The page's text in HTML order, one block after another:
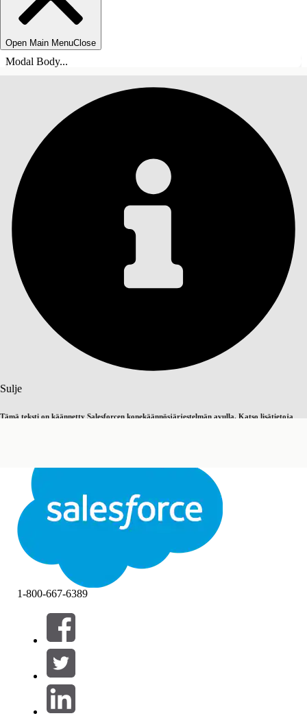
Open Main MenuClose
Modal Body...
Sulje
Tämä teksti on käännetty Salesforcen konekäännösjärjestelmän avulla. Katso lisätietoja
Sulje
SISÄLLYSLUETTELO
Suodattimet (0)
VALITSE SUODATTIMET
Tuotealue
1-800-667-6389